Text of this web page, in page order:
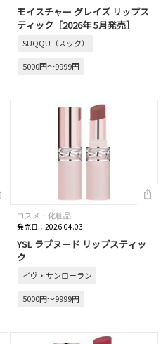
モイスチャー グレイズ リップス
ティック［2026年 5月発売］
SUQQU（スック）
5000円～9999円
コスメ・化粧品
発売日：2026.04.03
YSL ラブヌード リップスティッ
ク
イヴ・サンローラン
5000円～9999円